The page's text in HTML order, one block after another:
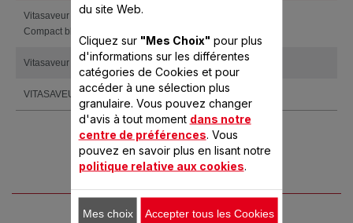
Produits
Vitasaveur Turbo Diffusion Ultra
Compact blanc
Vitasaveur Cuiseur vapeur 2 bols VC150100
VITASAVEUR Compact VC151100
du site Web.
Cliquez sur "Mes Choix" pour plus
d'informations sur les différentes
catégories de Cookies et pour
accéder à une sélection plus
granulaire. Vous pouvez changer
d'avis à tout moment dans notre
centre de préférences . Vous
pouvez en savoir plus en lisant notre
politique relative aux cookies
Mes choix Accepter tous les Cookies